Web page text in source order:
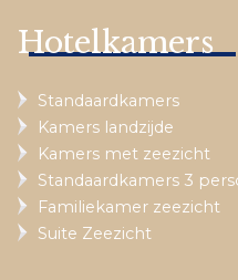
Hotelkamers
Standaardkamers
Kamers landzijde
Kamers met zeezicht
Standaardkamers 3
Familiekamer zeezicht
Suite Zeezicht